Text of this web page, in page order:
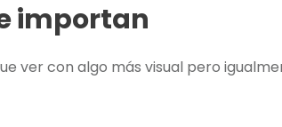
importan
ver con algo más visual pero